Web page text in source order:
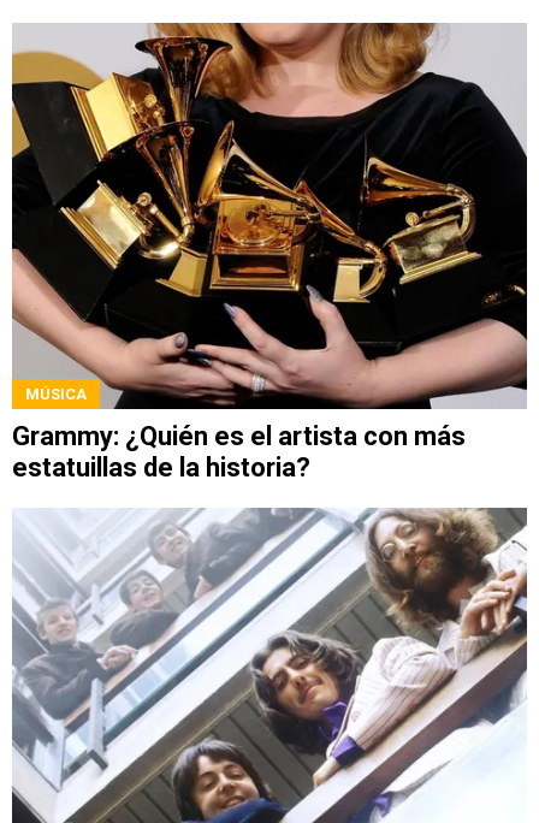
MÚSICA
Grammy: ¿Quién es el artista con más
estatuillas de la historia?